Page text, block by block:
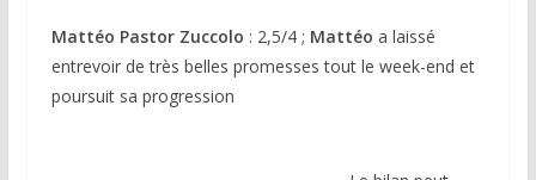
Mattéo Pastor Zuccolo : 2,5/4 ; Mattéo a laissé
entrevoir de très belles promesses tout le week-end et
poursuit sa progression